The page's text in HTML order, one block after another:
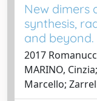
New dimers
synthesis,
and beyond.
2017
MARINO,
Marcello;